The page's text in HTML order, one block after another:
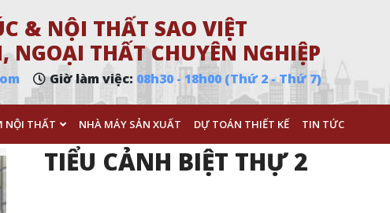
& NỘI THẤT SAO VIỆT
NGOẠI THẤT CHUYÊN NGHIỆP
Giờ làm việc: 08h30 - 18h00 (Thứ 2 - Thứ 7)
NỘI THẤT NHÀ MÁY SẢN XUẤT DỰ TOÁN THIẾT KẾ TIN TỨC
TIỂU CẢNH BIỆT THỰ 2